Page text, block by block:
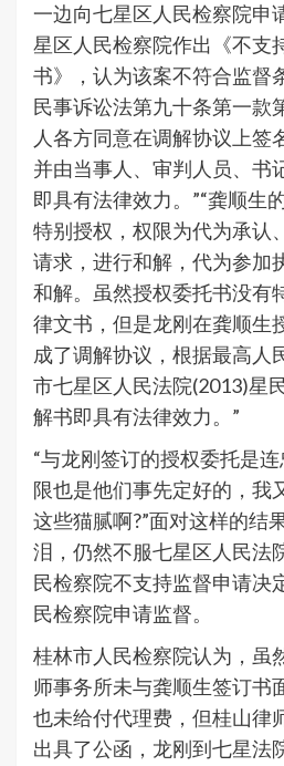
一边向七星区人民检察院申
星区人民检察院作出《不支
书》，认为该案不符合监督
民事诉讼法第九十条第一款
人各方同意在调解协议上
并由当事人、审判人员、书
即具有法律效力。”“龚顺生
特别授权，权限为代为承认
请求，进行和解，代为参加
和解。虽然授权委托书没有
律文书，但是龙刚在龚顺生
成了调解协议，根据最高人
市七星区人民法院(2013)星
解书即具有法律效力。”
“与龙刚签订的授权委托是
限也是他们事先定好的，我
这些猫腻啊?”面对这样的结
泪，仍然不服七星区人民法
民检察院不支持监督申请决
民检察院申请监督。
桂林市人民检察院认为，虽
师事务所未与龚顺生签订书
也未给付代理费，但桂山律
出具了公函，龙刚到七星法